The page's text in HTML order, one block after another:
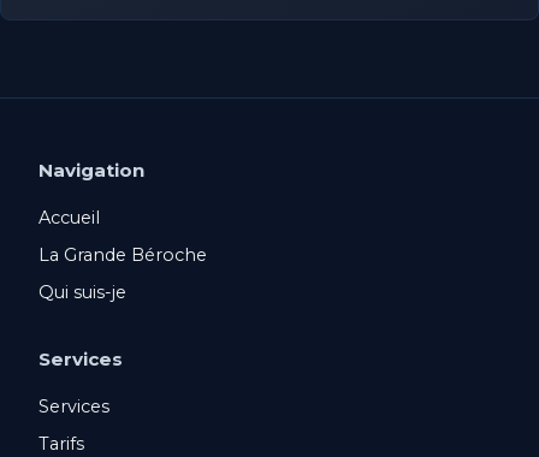
Navigation
Accueil
La Grande Béroche
Qui suis-je
Services
Services
Tarifs